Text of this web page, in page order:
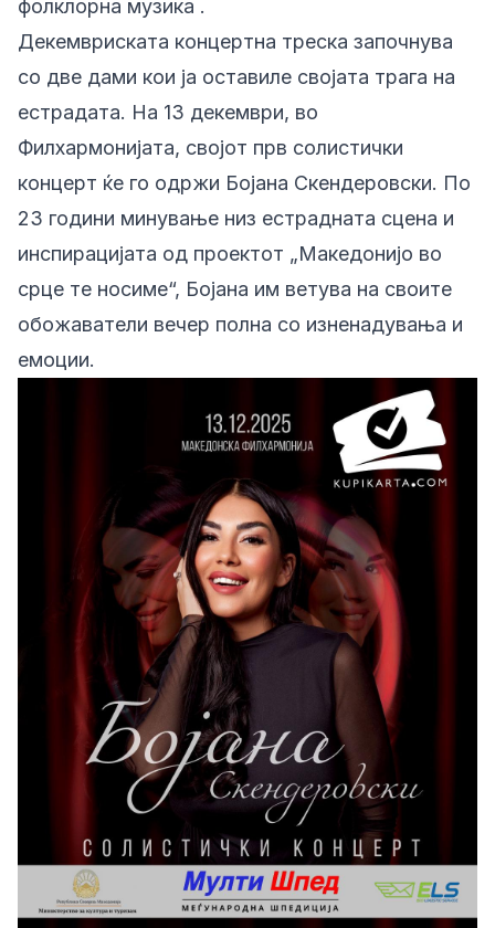
фолклорна музика .
Декемвриската концертна треска започнува
со две дами кои ја оставиле својата трага на
естрадата. На 13 декември, во
Филхармонијата, својот прв солистички
концерт ќе го одржи Бојана Скендеровски. По
23 години минување низ естрадната сцена и
инспирацијата од проектот „Македонијо во
срце те носиме“, Бојана им ветува на своите
обожаватели вечер полна со изненадувања и
емоции.